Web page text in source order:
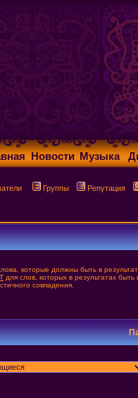
Новости Музыка
Группы Репутация
которые должны быть в
для слов, которых в результатах быть
совпадения.